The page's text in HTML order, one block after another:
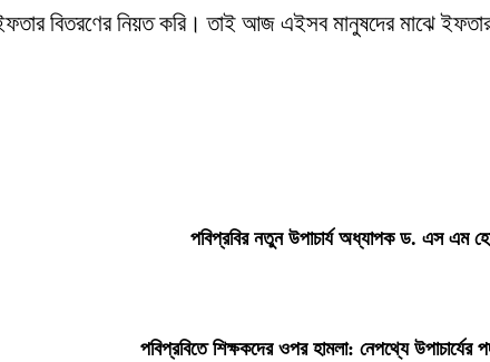
বিতরণের নিয়ত করি। তাই আজ এইসব মানুষদের মাঝে
পবিপ্রবির নতুন উপাচার্য অধ্যাপক ড. এস এম
পবিপ্রবিতে শিক্ষকদের ওপর হামলা: নেপথ্যে উপাচার্যের